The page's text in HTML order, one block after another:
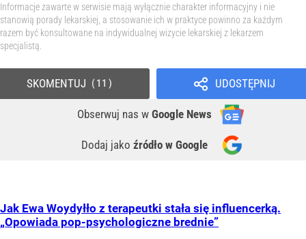
Informacje zawarte w serwisie mają wyłącznie charakter informacyjny i nie
stanowią porady lekarskiej, a stosowanie ich w praktyce powinno za każdym
razem być konsultowane na indywidualnej wizycie lekarskiej z lekarzem
specjalistą.
UDOSTĘPNIJ
Obserwuj nas w Google News
Dodaj jako źródło w Google
SKOMENTUJ 11
Jak Ewa Woydyłło z terapeutki stała się influencerką.
„Opowiada pop-psychologiczne brednie”